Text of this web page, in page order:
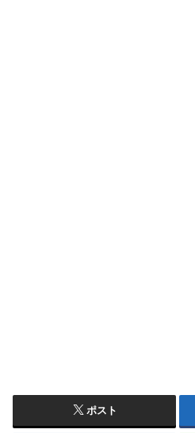
ポスト